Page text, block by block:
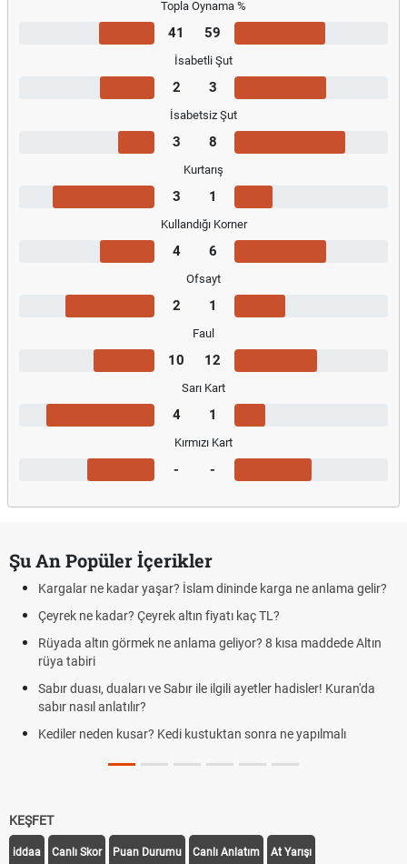
Topla Oynama %
41 59
İsabetli Şut
2 3
İsabetsiz Şut
3 8
Kurtarış
3 1
Kullandığı Korner
4 6
Ofsayt
2 1
Faul
10 12
Sarı Kart
4 1
Kırmızı Kart
- -
Şu An Popüler İçerikler
Kargalar ne kadar yaşar? İslam dininde karga ne anlama gelir?
Çeyrek ne kadar? Çeyrek altın fiyatı kaç TL?
Rüyada altın görmek ne anlama geliyor? 8 kısa maddede Altın
rüya tabiri
Sabır duası, duaları ve Sabır ile ilgili ayetler hadisler! Kuran'da
sabır nasıl anlatılır?
Kediler neden kusar? Kedi kustuktan sonra ne yapılmalı
KEŞFET
iddaa Canlı Skor Puan Durumu Canlı Anlatım At Yarışı